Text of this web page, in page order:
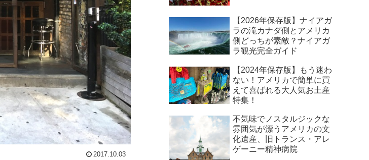
2017.10.03
【2026年保存版】ナイアガ
ラの滝カナダ側とアメリカ
側どっちが素敵？ナイアガ
ラ観光完全ガイド
【2024年保存版】もう迷わ
ない！アメリカで簡単に買
えて喜ばれる大人気お土産
特集！
不気味でノスタルジックな
雰囲気が漂うアメリカの文
化遺産、旧トランス・アレ
ゲーニー精神病院